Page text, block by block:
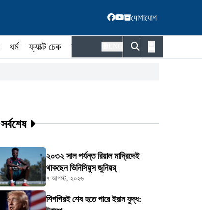
যোগাযোগ
ধর্ম ফ্যাক্ট চেক কর্মকর্তা
সর্বশেষ
২০৩২ সাল পর্যন্ত রিয়াল মাদ্রিদেই
থাকছেন ভিনিসিয়ুস জুনিয়র্
৭ আগস্ট, ২০২৬
শিগগিরই শেষ হতে পারে ইরান যুদ্ধ: